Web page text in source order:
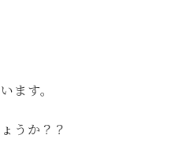
ます。
うか？？